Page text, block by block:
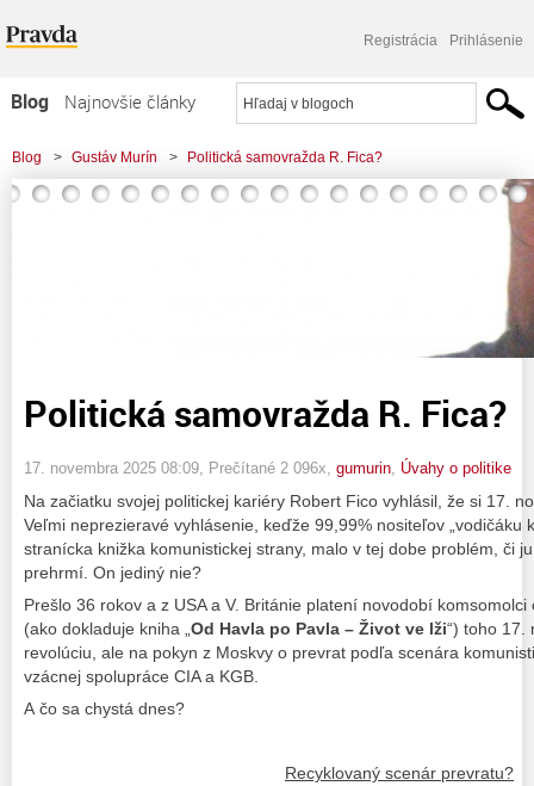
Registrácia Prihlásenie
Blog
Najnovšie články
Najčítanejšie články
Najkomentovanejšie články
Blog > Gustáv Murín > Politická samovražda R. Fica?
Politická samovražda R. Fica?
17. novembra 2025 08:09 , Prečítané 2 096x, gumurin Úvahy o politike
Na začiatku svojej politickej kariéry Robert Fico vyhlásil, že si 17.
Veľmi neprezieravé vyhlásenie, keďže 99,99% nositeľov „vodičáku
stranícka knižka komunistickej strany, malo v tej dobe problém, či
prehrmí. On jediný nie?
Prešlo 36 rokov a z USA a V. Británie platení novodobí
(ako dokladuje kniha „ Od Havla po Pavla – Život ve lži“) toho 17.
revolúciu, ale na pokyn z Moskvy o prevrat podľa scenára
vzácnej spolupráce CIA a KGB.
A čo sa chystá dnes?
Recyklovaný scenár prevratu?